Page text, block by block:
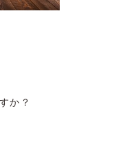
か？